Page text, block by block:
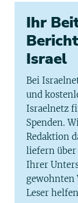
Ihr
Israel
Bei
und
Israelnetz
Spenden.
Redaktion
liefern über
Ihrer
gewohnten
Leser